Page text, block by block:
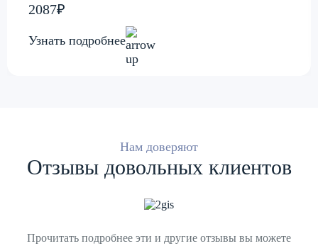
2087₽
Узнать подробнее
Нам доверяют
Отзывы довольных клиентов
Прочитать подробнее эти и другие отзывы вы можете